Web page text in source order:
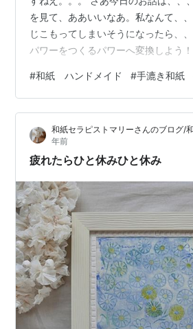
を見て、ああいいなあ。私なんて、
じこもってしまいそうになったら、
パワーをつくるパワーへ変換しよう
に変換されてしまって、落ち込んでベ
て自分の殻の中に閉じこもっていま
ギーの使い方、こうしたら良いかも
ありました。 うらやましいを、作品
変換するんです。 うらやましい。。
がっているなあ。よし！創ろう！…
#和紙 ハンドメイド #手漉き和紙
和紙セラピストマリーさんのブログ/
年前
疲れたらひと休みひと休み